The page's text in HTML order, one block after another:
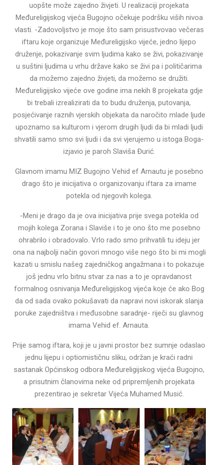
uopšte može zajedno živjeti. U realizaciji projekata
Međureligijskog vijeća Bugojno očekuje podršku viših nivoa
vlasti. -Zadovoljstvo je moje što sam prisustvovao večeras
iftaru koje organizuje Međureligijsko vijeće, jedno lijepo
druženje, pokazivanje svim ljudima kako se živi, pokazivanje
u suštini ljudima u vrhu države kako se živi pa i političarima
da možemo zajedno živjeti, da možemo se družiti.
Međureligijsko vijeće ove godine ima nekih 8 projekata gdje
bi trebali izrealizirati da to budu druženja, putovanja,
posjećivanje raznih vjerskih objekata da naročito mlade ljude
upoznamo sa kulturom i vjerom drugih ljudi da bi mladi ljudi
shvatili samo smo svi ljudi i da svi vjerujemo u istoga Boga-
izjavio je paroh Slaviša Đurić.
Glavnom imamu MIZ Bugojno Vehid ef Arnautu je posebno
drago što je inicijativa o organizovanju iftara za imame
potekla od njegovih kolega.
-Meni je drago da je ova inicijativa prije svega potekla od
mojih kolega Zorana i Slaviše i to je ono što me posebno
ohrabrilo i obradovalo. Vrlo rado smo prihvatili tu ideju jer
ona na najbolji način govori mnogo više nego što bi mi mogli
kazati u smislu našeg zajedničkog angažmana i to pokazuje
još jednu vrlo bitnu stvar za nas a to je opravdanost
formalnog osnivanja Međureligijskog vijeća koje će ako Bog
da od sada ovako pokušavati da napravi novi iskorak slanja
poruke zajedništva i međusobne saradnje- riječi su glavnog
imama Vehid ef. Arnauta.
Prije samog iftara, koji je u javni prostor bez sumnje odaslao
jednu lijepu i optiomističnu sliku, održan je kraći radni
sastanak Općinskog odbora Međureligijskog vijeća Bugojno,
a prisutnim članovima neke od pripremljenih projekata
prezentirao je sekretar Vijeća Muhamed Musić.